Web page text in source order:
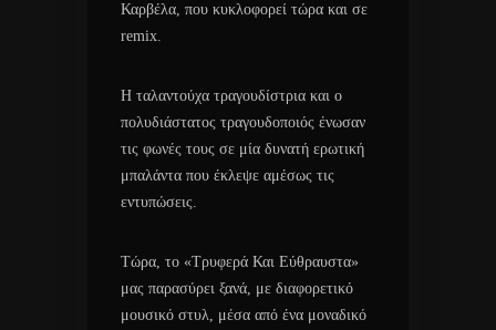
Καρβέλα, που κυκλοφορεί τώρα και σε
remix.
Η ταλαντούχα τραγουδίστρια και ο
πολυδιάστατος τραγουδοποιός ένωσαν
τις φωνές τους σε μία δυνατή ερωτική
μπαλάντα που έκλεψε αμέσως τις
εντυπώσεις.
Τώρα, το «Τρυφερά Και Εύθραυστα»
μας παρασύρει ξανά, με διαφορετικό
μουσικό στυλ, μέσα από ένα μοναδικό